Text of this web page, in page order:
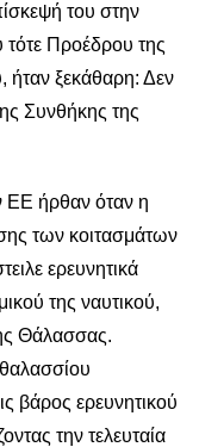
του στην
Προέδρου της
ξεκάθαρη: Δεν
Συνθήκης της
ΕΕ ήρθαν όταν η
των κοιτασμάτων
ερευνητικά
της ναυτικού,
Θάλασσας.
βάρος ερευνητικού
την τελευταία